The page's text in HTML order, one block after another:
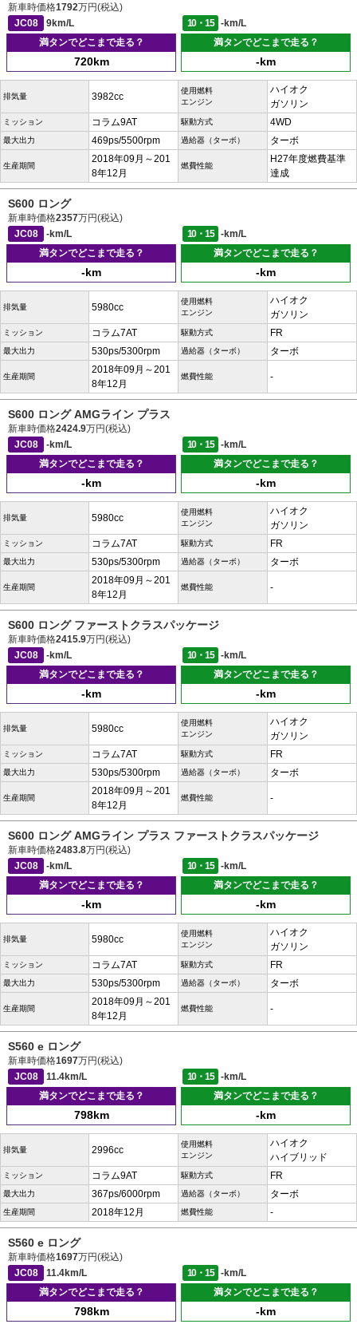
新車時価格1792万円(税込)
JC08
9km/L 10・15
-km/L
満タンでどこまで走る？
720km
満タンでどこまで走る？
-km
排気量 3982cc
使用燃料
エンジン
ハイオク
ガソリン
ミッション コラム9AT 駆動方式 4WD
最大出力 469ps/5500rpm 過給器（ターボ） ターボ
生産期間
2018年09月～201
8年12月
燃費性能
H27年度燃費基準
達成
S600 ロング
新車時価格2357万円(税込)
JC08
-km/L 10・15
-km/L
満タンでどこまで走る？
-km
満タンでどこまで走る？
-km
排気量 5980cc
使用燃料
エンジン
ハイオク
ガソリン
ミッション コラム7AT 駆動方式 FR
最大出力 530ps/5300rpm 過給器（ターボ） ターボ
生産期間
2018年09月～201
8年12月
燃費性能 -
S600 ロング AMGライン プラス
新車時価格2424.9万円(税込)
JC08
-km/L 10・15
-km/L
満タンでどこまで走る？
-km
満タンでどこまで走る？
-km
排気量 5980cc
使用燃料
エンジン
ハイオク
ガソリン
ミッション コラム7AT 駆動方式 FR
最大出力 530ps/5300rpm 過給器（ターボ） ターボ
生産期間
2018年09月～201
8年12月
燃費性能 -
S600 ロング ファーストクラスパッケージ
新車時価格2415.9万円(税込)
JC08
-km/L 10・15
-km/L
満タンでどこまで走る？
-km
満タンでどこまで走る？
-km
排気量 5980cc
使用燃料
エンジン
ハイオク
ガソリン
ミッション コラム7AT 駆動方式 FR
最大出力 530ps/5300rpm 過給器（ターボ） ターボ
生産期間
2018年09月～201
8年12月
燃費性能 -
S600 ロング AMGライン プラス ファーストクラスパッケージ
新車時価格2483.8万円(税込)
JC08
-km/L 10・15
-km/L
満タンでどこまで走る？
-km
満タンでどこまで走る？
-km
排気量 5980cc
使用燃料
エンジン
ハイオク
ガソリン
ミッション コラム7AT 駆動方式 FR
最大出力 530ps/5300rpm 過給器（ターボ） ターボ
生産期間
2018年09月～201
8年12月
燃費性能 -
S560 e ロング
新車時価格1697万円(税込)
JC08
11.4km/L 10・15
-km/L
満タンでどこまで走る？
798km
満タンでどこまで走る？
-km
排気量 2996cc
使用燃料
エンジン
ハイオク
ハイブリッド
ミッション コラム9AT 駆動方式 FR
最大出力 367ps/6000rpm 過給器（ターボ） ターボ
生産期間 2018年12月 燃費性能 -
S560 e ロング
新車時価格1697万円(税込)
JC08
11.4km/L 10・15
-km/L
満タンでどこまで走る？
798km
満タンでどこまで走る？
-km